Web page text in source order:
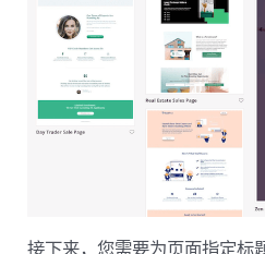
接下来，您需要为页面指定标